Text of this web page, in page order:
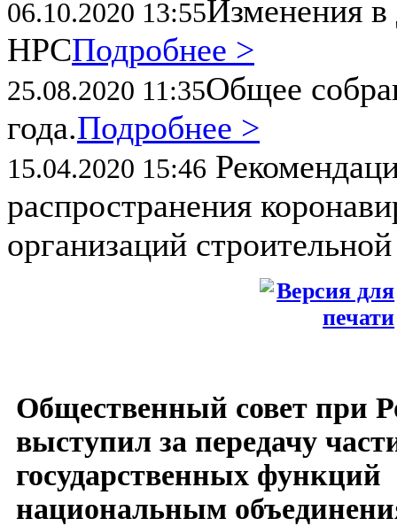
06.10.2020 13:55Изменения в
НРСПодробнее >
25.08.2020 11:35Общее
года.Подробнее >
15.04.2020 15:46
распространения
организаций
Общественный совет при
выступил за передачу
государственных функций
национальным